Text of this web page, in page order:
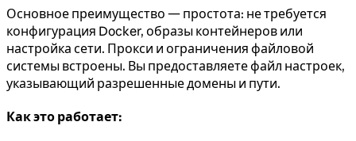
Основное преимущество — простота: не требуется
конфигурация Docker, образы контейнеров или
настройка сети. Прокси и ограничения файловой
системы встроены. Вы предоставляете файл настроек,
указывающий разрешенные домены и пути.
Как это работает: